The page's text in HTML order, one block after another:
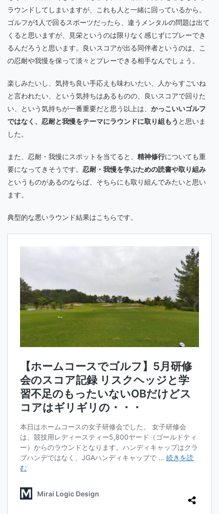
ラウンドしてしまいますが、これも人と一緒に回っているから。
ゴルフが1人で回るスポーツだったら、違うメンタルの問題は出て
くると思いますが、見栄というのは限りなく感じずにプレーでき
るんだろうと思います。良いスコアが出る同伴者というのは、こ
の忍耐や我慢を保って淡々とプレーできる相手なんでしょう。
楽しみたいし、気持ち良い手応えも味わいたい、人からすごいね
と言われたい、という気持ちはあるものの、良いスコアで回りた
い、という気持ちが一番重要だと思う以上は、 かっこいいゴルフ
ではなく、忍耐と我慢をテーマにラウンドに取り組もう と思いま
した。
また、忍耐・我慢にスポットを当てると、 精神修行についても重
要になってきそうです。 忍耐・我慢を学ぶための読書や取り組み
というものがあるのならば、そちらにも取り組んでみたいと思い
ます。
典型的な悪いラウンド結果はこちらです。